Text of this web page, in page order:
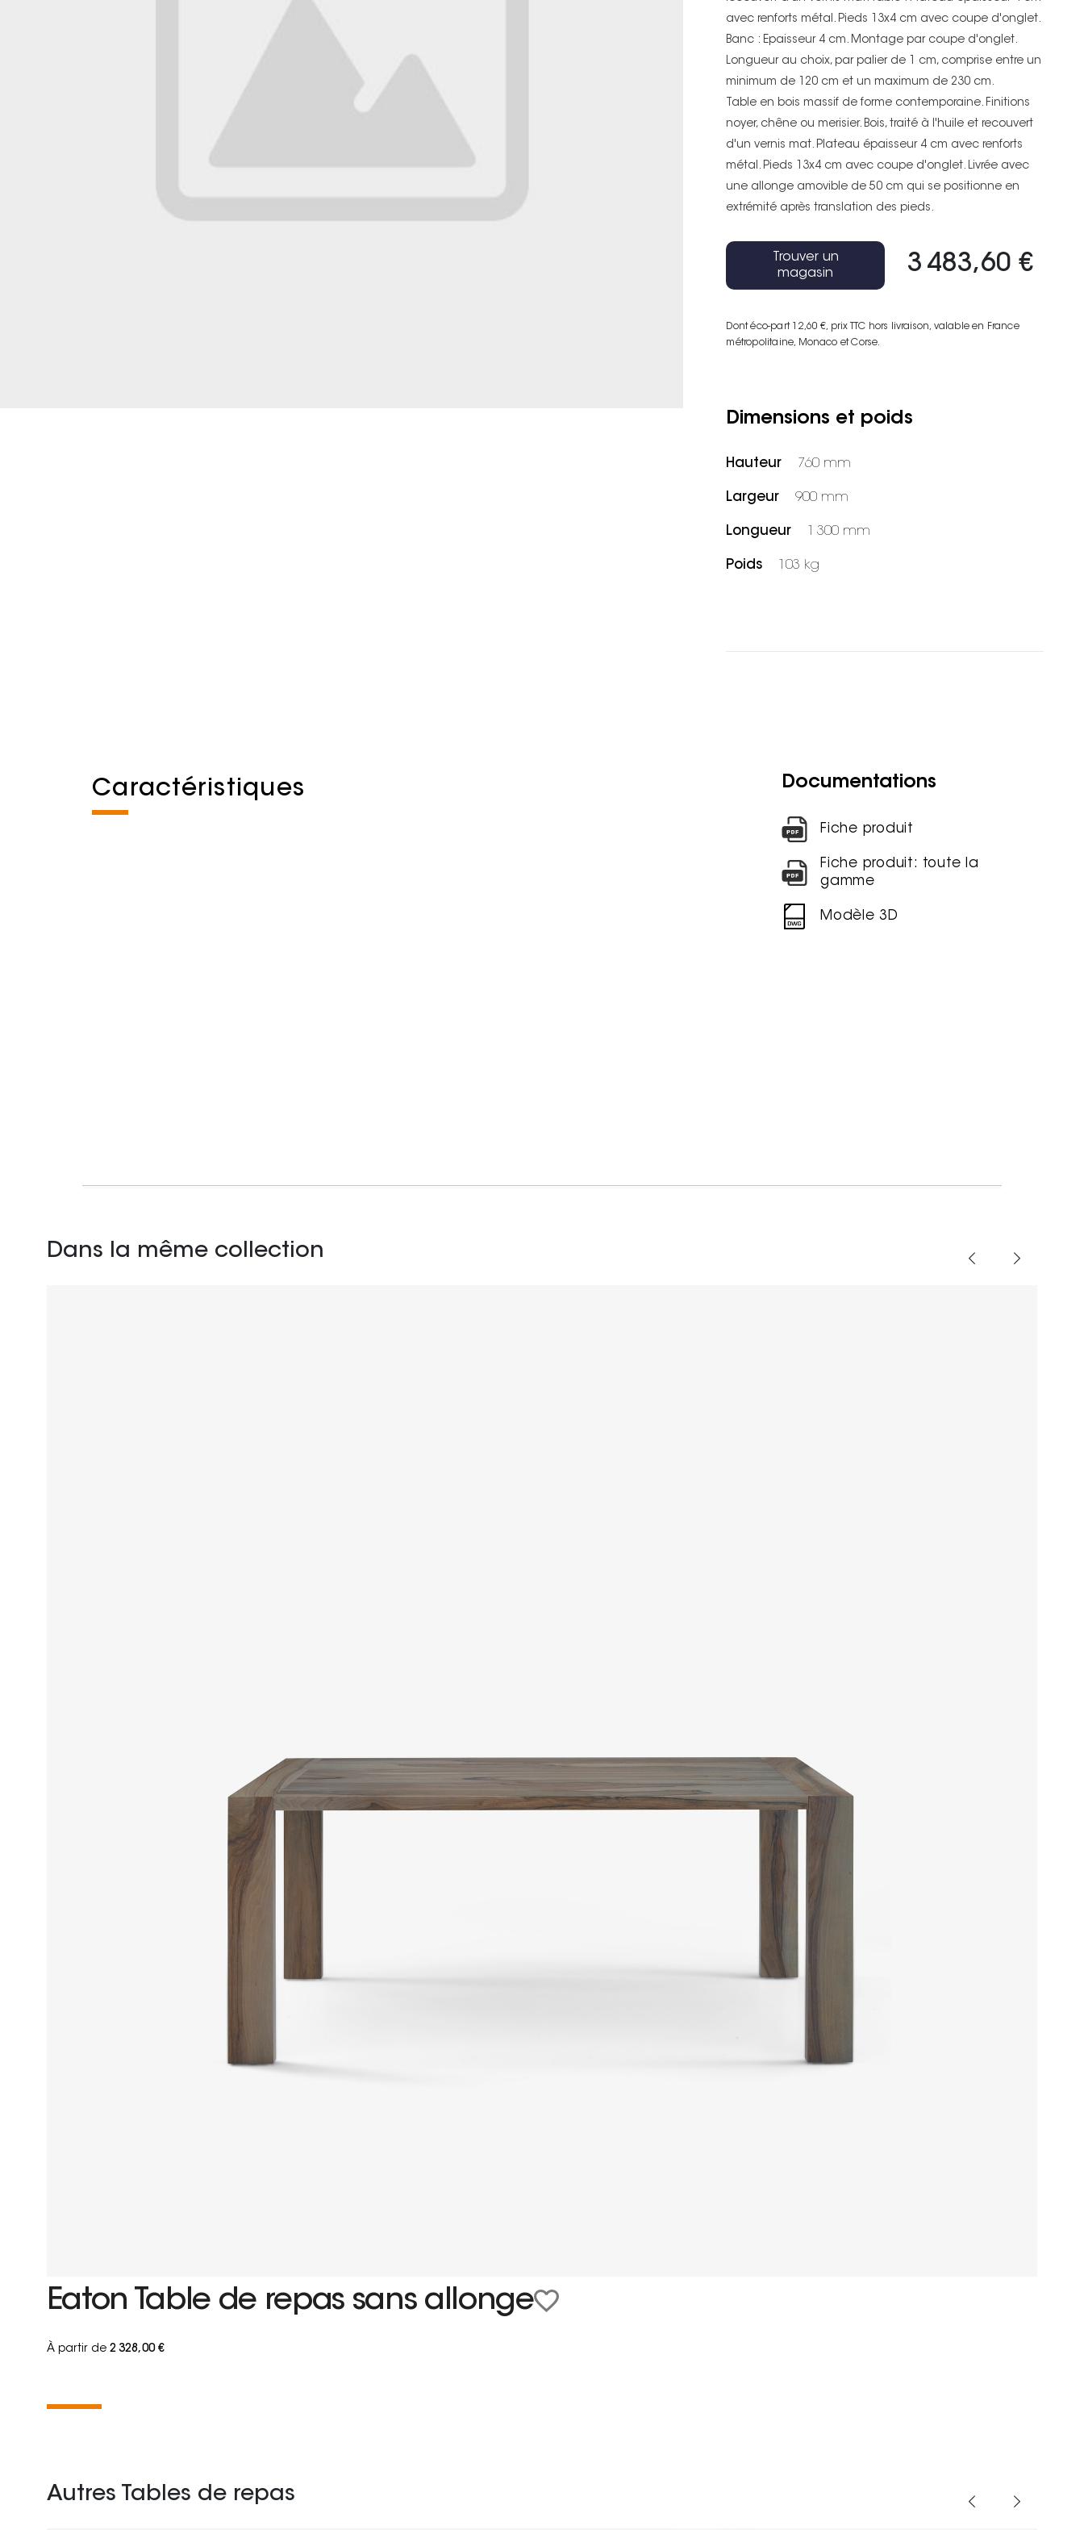
avec renforts métal. Pieds 13x4 cm avec coupe d'onglet.
Banc : Epaisseur 4 cm. Montage par coupe d'onglet.
Longueur au choix, par palier de 1 cm, comprise entre un
minimum de 120 cm et un maximum de 230 cm.
Table en bois massif de forme contemporaine. Finitions
noyer, chêne ou merisier. Bois, traité à l'huile et recouvert
d'un vernis mat. Plateau épaisseur 4 cm avec renforts
métal. Pieds 13x4 cm avec coupe d'onglet. Livrée avec
une allonge amovible de 50 cm qui se positionne en
extrémité après translation des pieds.
3 483,60 €
Dont éco-part 12,60 €, prix TTC hors livraison, valable en France
métropolitaine, Monaco et Corse.
Trouver un
magasin
Dimensions et poids
Hauteur 760 mm
Largeur 900 mm
Longueur 1 300 mm
Poids 103 kg
Caractéristiques Documentations
Fiche produit
Fiche produit: toute la
gamme
Modèle 3D
Dans la même collection
Eaton Table de repas sans allonge
À partir de2 328,00 €
Autres Tables de repas